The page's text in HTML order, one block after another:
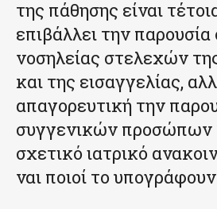
της πάθησης είναι
επιβάλλει την
νοσηλείας στελεχών
και της εισαγγελίας,
απαγορευτική την
συγγενικών προσώπων
σχετικό ιατρικό
ναι ποιοί το